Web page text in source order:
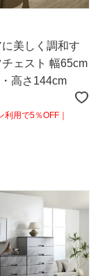
美しく調和す
ェスト 幅65cm
高さ144cm
利用で5％OFF｜